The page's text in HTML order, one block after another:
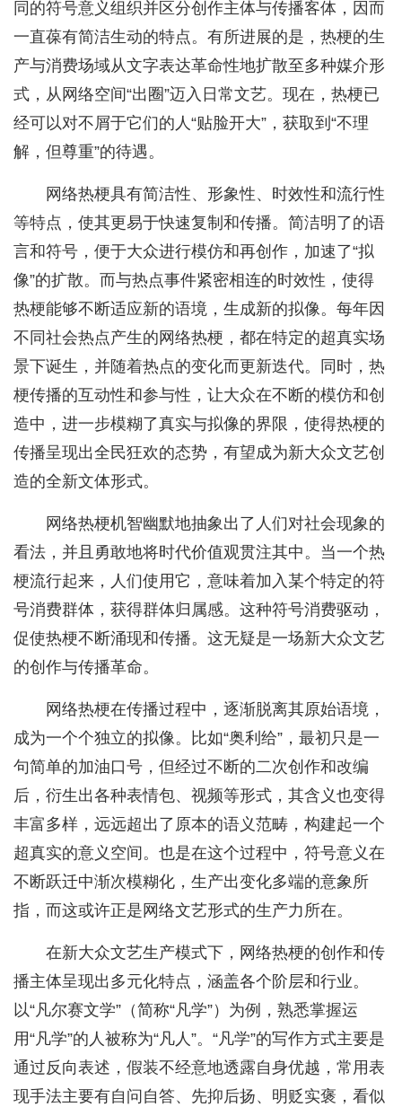
同的符号意义组织并区分创作主体与传播客体，因而
一直葆有简洁生动的特点。有所进展的是，热梗的生
产与消费场域从文字表达革命性地扩散至多种媒介形
式，从网络空间“出圈”迈入日常文艺。现在，热梗已
经可以对不屑于它们的人“贴脸开大”，获取到“不理
解，但尊重”的待遇。
网络热梗具有简洁性、形象性、时效性和流行性
等特点，使其更易于快速复制和传播。简洁明了的语
言和符号，便于大众进行模仿和再创作，加速了“拟
像”的扩散。而与热点事件紧密相连的时效性，使得
热梗能够不断适应新的语境，生成新的拟像。每年因
不同社会热点产生的网络热梗，都在特定的超真实场
景下诞生，并随着热点的变化而更新迭代。同时，热
梗传播的互动性和参与性，让大众在不断的模仿和创
造中，进一步模糊了真实与拟像的界限，使得热梗的
传播呈现出全民狂欢的态势，有望成为新大众文艺创
造的全新文体形式。
网络热梗机智幽默地抽象出了人们对社会现象的
看法，并且勇敢地将时代价值观贯注其中。当一个热
梗流行起来，人们使用它，意味着加入某个特定的符
号消费群体，获得群体归属感。这种符号消费驱动，
促使热梗不断涌现和传播。这无疑是一场新大众文艺
的创作与传播革命。
网络热梗在传播过程中，逐渐脱离其原始语境，
成为一个个独立的拟像。比如“奥利给”，最初只是一
句简单的加油口号，但经过不断的二次创作和改编
后，衍生出各种表情包、视频等形式，其含义也变得
丰富多样，远远超出了原本的语义范畴，构建起一个
超真实的意义空间。也是在这个过程中，符号意义在
不断跃迁中渐次模糊化，生产出变化多端的意象所
指，而这或许正是网络文艺形式的生产力所在。
在新大众文艺生产模式下，网络热梗的创作和传
播主体呈现出多元化特点，涵盖各个阶层和行业。
以“凡尔赛文学”（简称“凡学”）为例，熟悉掌握运
用“凡学”的人被称为“凡人”。“凡学”的写作方式主要是
通过反向表述，假装不经意地透露自身优越，常用表
现手法主要有自问自答、先抑后扬、明贬实褒，看似